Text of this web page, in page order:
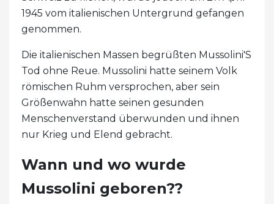
1945 vom italienischen Untergrund gefangen
genommen.
Die italienischen Massen begrüßten Mussolini'S
Tod ohne Reue. Mussolini hatte seinem Volk
römischen Ruhm versprochen, aber sein
Größenwahn hatte seinen gesunden
Menschenverstand überwunden und ihnen
nur Krieg und Elend gebracht.
Wann und wo wurde
Mussolini geboren??